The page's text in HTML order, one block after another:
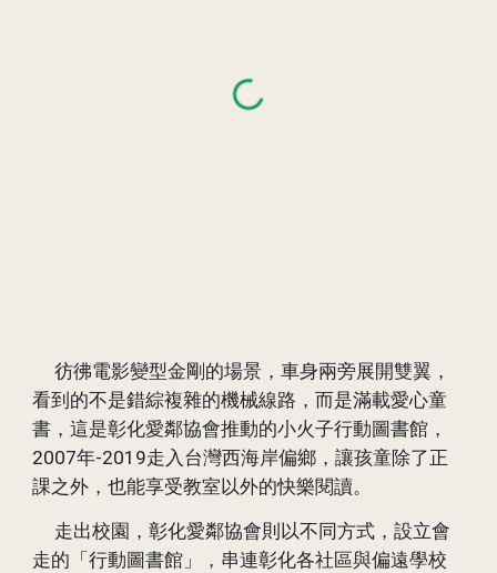
彷彿電影變型金剛的場景，車身兩旁展開雙翼，
看到的不是錯綜複雜的機械線路，而是滿載愛心童
書，這是彰化愛鄰協會推動的小火子行動圖書館，
2007年-2019走入台灣西海岸偏鄉，讓孩童除了正
課之外，也能享受教室以外的快樂閱讀。
走出校園，彰化愛鄰協會則以不同方式，設立會
走的「行動圖書館」，串連彰化各社區與偏遠學校